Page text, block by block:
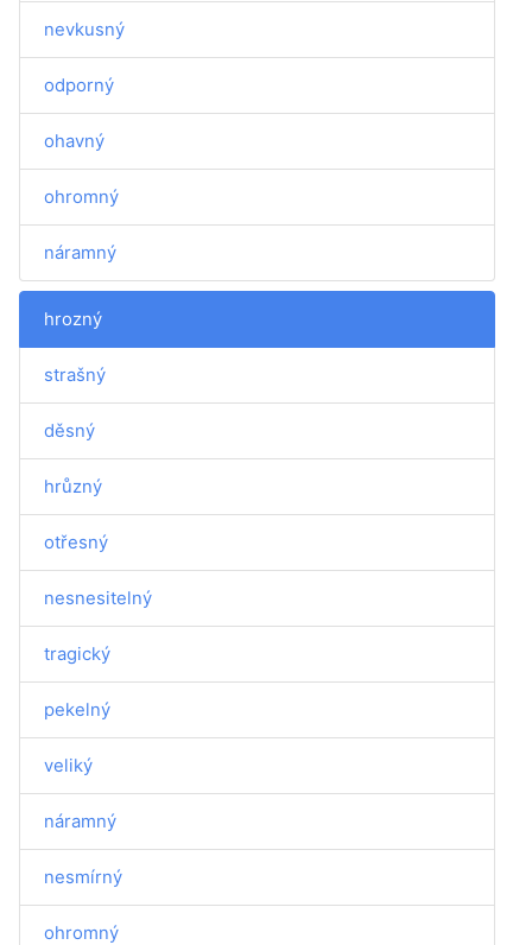
nevkusný
odporný
ohavný
ohromný
náramný
hrozný
strašný
děsný
hrůzný
otřesný
nesnesitelný
tragický
pekelný
veliký
náramný
nesmírný
ohromný